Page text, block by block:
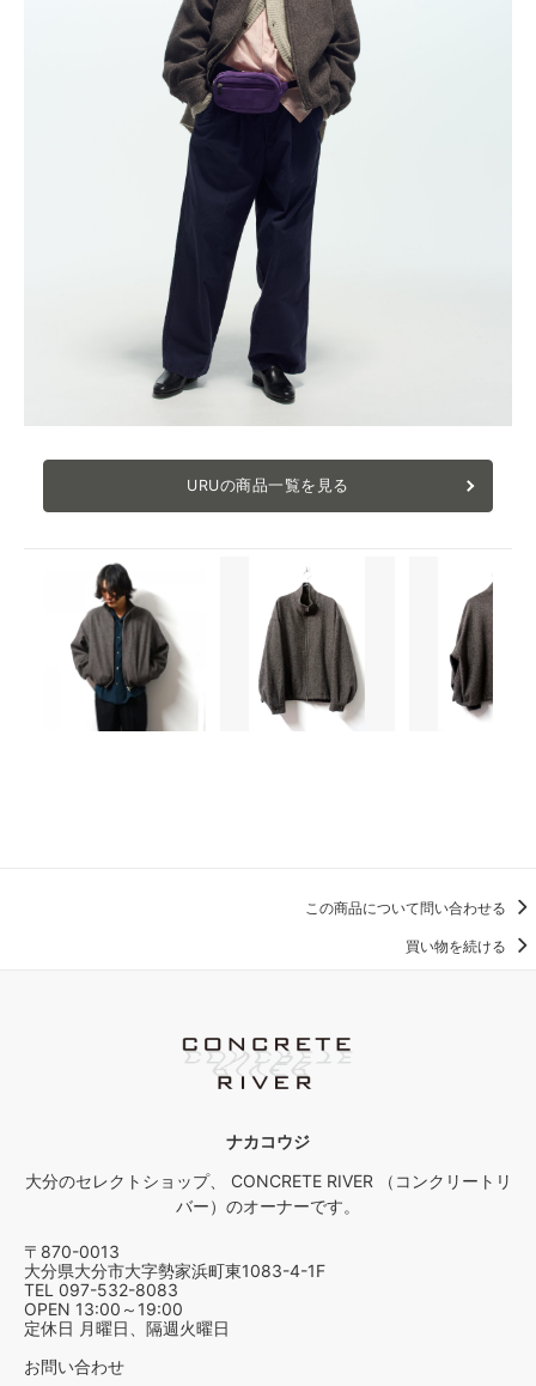
URUの商品一覧を見る
この商品について問い合わせる
買い物を続ける
ナカコウジ
大分のセレクトショップ、 CONCRETE RIVER （コンクリートリ
バー）のオーナーです。
〒870-0013
大分県大分市大字勢家浜町東1083-4-1F
TEL 097-532-8083
OPEN 13:00～19:00
定休日 月曜日、隔週火曜日
お問い合わせ